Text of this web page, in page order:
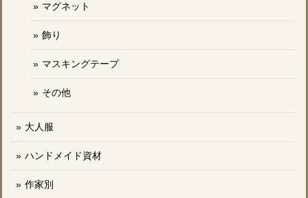
マグネット
飾り
マスキングテープ
その他
大人服
ハンドメイド資材
作家別